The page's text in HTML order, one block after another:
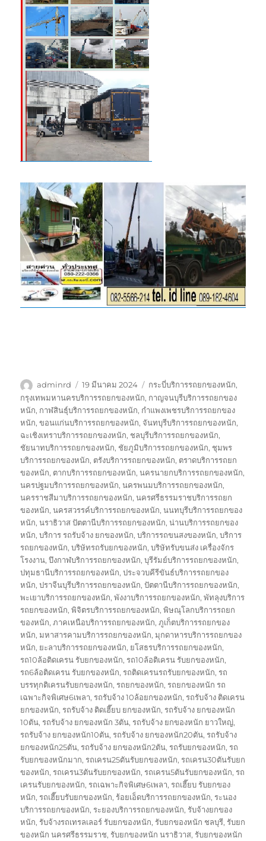
ผู้
เขียน
adminrd
เขียน
เมื่อ
19 มีนาคม 2024
ป้าย
กำกับ
กระบี่บริการรถยกของหนัก,
กรุงเทพมหานครบริการรถยกของหนัก, กาญจนบุรีบริการรถยกของ
หนัก, กาฬสินธุ์บริการรถยกของหนัก, กำแพงเพชรบริการรถยกของ
หนัก,ขอนแก่นบริการรถยกของหนัก, จันทบุรีบริการรถยกของหนัก,
ฉะเชิงเทราบริการรถยกของหนัก, ชลบุรีบริการรถยกของหนัก,
ชัยนาทบริการรถยกของหนัก, ชัยภูมิบริการรถยกของหนัก, ชุมพร
บริการรถยกของหนัก, ตรังบริการรถยกของหนัก, ตราดบริการรถยก
ของหนัก, ตากบริการรถยกของหนัก,นครนายกบริการรถยกของหนัก,
นครปฐมบริการรถยกของหนัก,นครพนมบริการรถยกของหนัก,
นครราชสีมาบริการรถยกของหนัก,นครศรีธรรมราชบริการรถยก
ของหนัก,นครสวรรค์บริการรถยกของหนัก,นนทบุรีบริการรถยกของ
หนัก,นราธิวาส ปัตตานีบริการรถยกของหนัก,น่านบริการรถยกของ
หนัก,บริการ รถรับจ้าง ยกของหนัก,บริการรถขนสงของหนัก,บริการ
รถยกของหนัก,บริษัทรถรับยกของหนัก,บริษัทรับขนส่ง เครื่องจักร
โรงงาน,บึงกาฬบริการรถยกของหนัก,บุรีรัมย์บริการรถยกของหนัก,
ปทุมธานีบริการรถยกของหนัก,ประจวบคีรีขันธ์บริการรถยกของ
หนัก,ปราจีนบุรีบริการรถยกของหนัก,ปัตตานีบริการรถยกของหนัก,
พะเยาบริการรถยกของหนัก,พังงาบริการรถยกของหนัก,พัทลุงบริการ
รถยกของหนัก,พิจิตรบริการรถยกของหนัก,พิษณุโลกบริการรถยก
ของหนัก,ภาคเหนือบริการรถยกของหนัก,ภูเก็ตบริการรถยกของ
หนัก,มหาสารคามบริการรถยกของหนัก,มุกดาหารบริการรถยกของ
หนัก, ยะลาบริการรถยกของหนัก, ยโสธรบริการรถยกของหนัก,
รถ10ล้อติดเครน รับยกของหนัก,รถ10ล้อติเครน รับยกของหนัก,
รถ6ล้อติดเครน รับยกของหนัก,รถติดเครนรถรับยกของหนัก,รถ
บรรทุกติเครนรับยกของหนัก,รถยกของหนัก,รถยกของหนัก รถ
เฉพาะกิจพิเศษ6เพลา,รถรับจ้าง 10ล้อยกของหนัก,รถรับจ้าง ติดเครน
ยกของหนัก,รถรับจ้าง ติดเฮี๊ยบ ยกของหนัก,รถรับจ้าง ยกของหนัก
10ตัน,รถรับจ้าง ยกของหนัก 3ตัน,รถรับจ้าง ยกของหนัก ยาวใหญ่,
รถรับจ้าง ยกของหนัก10ตัน,รถรับจ้าง ยกของหนัก20ตัน,รถรับจ้าง
ยกของหนัก25ตัน,รถรับจ้าง ยกของหนัก2ตัน,รถรับยกของหนัก,รถ
รับยกของหนักมาก,รถเครน25ตันรับยกของหนัก,รถเครน30ตันรับยก
ของหนัก,รถเครน3ตันรับยกของหนัก,รถเครน5ตันรับยกของหนัก,รถ
เครนรับยกของหนัก,รถเฉพาะกิจพิเศษ6เพลา,รถเฮี๊ยบ รับยกของ
หนัก,รถเฮี๊ยบรับยกของหนัก,ร้อยเอ็ดบริการรถยกของหนัก,ระนอง
บริการรถยกของหนัก,ระยองบริการรถยกของหนัก,รับจ้างยกของ
หนัก,รับจ้างรถเทรลเลอร์ รับยกของหนัก,รับยกของหนัก ชลบุรี,รับยก
ของหนัก นครศรีธรรมราช,รับยกของหนัก นราธิวาส,รับยกของหนัก